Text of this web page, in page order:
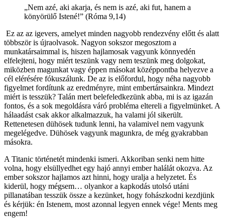
„Nem azé, aki akarja, és nem is azé, aki fut, hanem a
könyörülő Istené!” (Róma 9,14)
Ez az az igevers, amelyet minden nagyobb rendezvény előtt és alatt
többször is újraolvasok. Nagyon sokszor megosztom a
munkatársaimmal is, hiszen hajlamosak vagyunk könnyedén
elfelejteni, hogy miért teszünk vagy nem teszünk meg dolgokat,
miközben magunkat vagy éppen másokat középpontba helyezve a
cél elérésére fókuszálunk. De az is előfordul, hogy néha nagyobb
figyelmet fordítunk az eredményre, mint embertársainkra. Mindezt
miért is tesszük? Talán mert belefeledkezünk abba, mi is az igazán
fontos, és a sok megoldásra váró probléma eltereli a figyelmünket. A
hálaadást csak akkor alkalmazzuk, ha valami jól sikerült.
Rettenetesen dühösek tudunk lenni, ha valamivel nem vagyunk
megelégedve. Dühösek vagyunk magunkra, de még gyakrabban
másokra.
A Titanic történetét mindenki ismeri. Akkoriban senki nem hitte
volna, hogy elsüllyedhet egy hajó annyi ember halálát okozva. Az
ember sokszor hajlamos azt hinni, hogy uralja a helyzetet. És
kiderül, hogy mégsem… olyankor a kapkodás utolsó utáni
pillanatában tesszük össze a kezünket, hogy fohászkodni kezdjünk
és kérjük: én Istenem, most azonnal legyen ennek vége! Ments meg
engem!